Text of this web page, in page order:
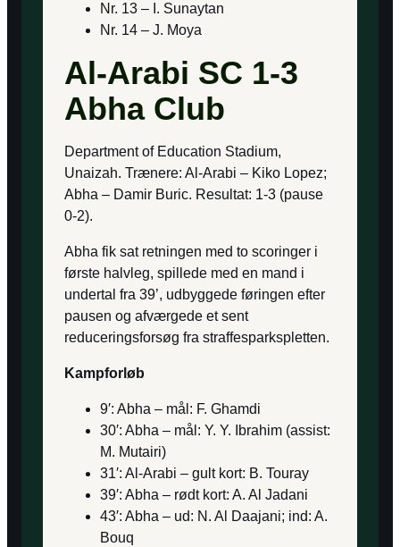
Nr. 13 – I. Sunaytan
Nr. 14 – J. Moya
Al-Arabi SC 1-3
Abha Club
Department of Education Stadium,
Unaizah. Trænere: Al-Arabi – Kiko Lopez;
Abha – Damir Buric. Resultat: 1-3 (pause
0-2).
Abha fik sat retningen med to scoringer i
første halvleg, spillede med en mand i
undertal fra 39’, udbyggede føringen efter
pausen og afværgede et sent
reduceringsforsøg fra straffesparkspletten.
Kampforløb
9′: Abha – mål: F. Ghamdi
30′: Abha – mål: Y. Y. Ibrahim (assist:
M. Mutairi)
31′: Al-Arabi – gult kort: B. Touray
39′: Abha – rødt kort: A. Al Jadani
43′: Abha – ud: N. Al Daajani; ind: A.
Bouq